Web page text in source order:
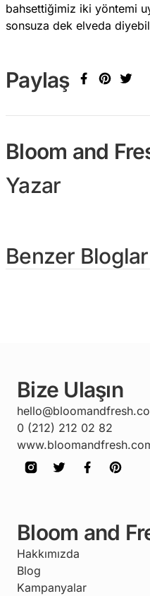
bahsettiğimiz iki yöntemi
sonsuza dek elveda
Paylaş
Bloom and
Yazar
Benzer Bloglar
Bize Ulaşın
0 (212) 212 02 82
Bloom and
Hakkımızda
Blog
Kampanyalar